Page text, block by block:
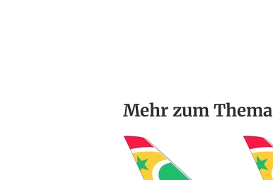
Mehr zum Thema